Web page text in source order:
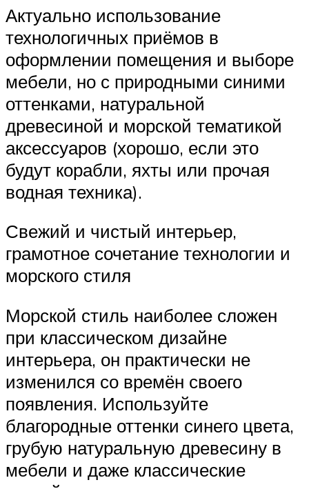
Актуально использование
технологичных приёмов в
оформлении помещения и выборе
мебели, но с природными синими
оттенками, натуральной
древесиной и морской тематикой
аксессуаров (хорошо, если это
будут корабли, яхты или прочая
водная техника).
Свежий и чистый интерьер,
грамотное сочетание технологии и
морского стиля
Морской стиль наиболее сложен
при классическом дизайне
интерьера, он практически не
изменился со времён своего
появления. Используйте
благородные оттенки синего цвета,
грубую натуральную древесину в
мебели и даже классические